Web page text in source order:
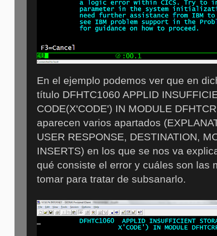
En el ejemplo podemos ver que en
título DFHTC1060 APPLID
CODE(X'CODE') IN MODULE
aparecen varios apartados
USER RESPONSE, DESTINATION,
INSERTS) en los que se nos va
qué consiste el error y cuáles son las
tomar para tratar de subsanarlo.